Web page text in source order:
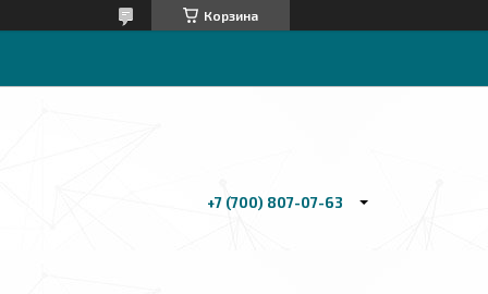
Корзина
+7 (700) 807-07-63